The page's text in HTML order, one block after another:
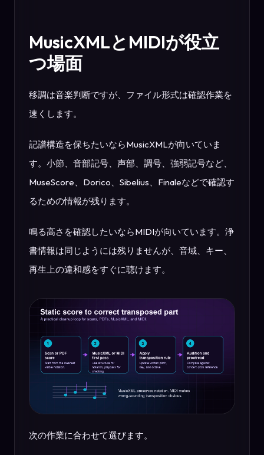
MusicXMLとMIDIが役立
つ場面
移調は音楽判断ですが、ファイル形式は確認作業を
速くします。
記譜構造を保ちたいならMusicXMLが向いていま
す。小節、音部記号、声部、調号、強弱記号など、
MuseScore、Dorico、Sibelius、Finaleなどで確認す
るための情報が残ります。
鳴る高さを確認したいならMIDIが向いています。浄
書情報は同じようには残りませんが、音域、キー、
再生上の違和感をすぐに聴けます。
次の作業に合わせて選びます。